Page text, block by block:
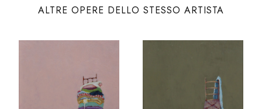
ALTRE OPERE DELLO STESSO ARTISTA